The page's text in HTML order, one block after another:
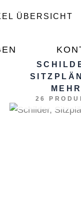
ÜBERSICHT
MEHR
26